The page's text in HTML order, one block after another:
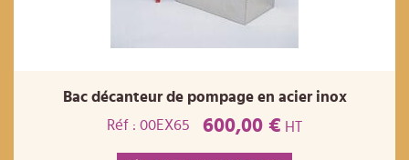
Bac décanteur de pompage en acier inox
Réf : 00EX65
600,00 € HT